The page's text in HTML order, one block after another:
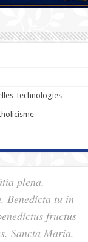
Technologies
plena,
Benedícta tu in
fructus
Sancta Maria,